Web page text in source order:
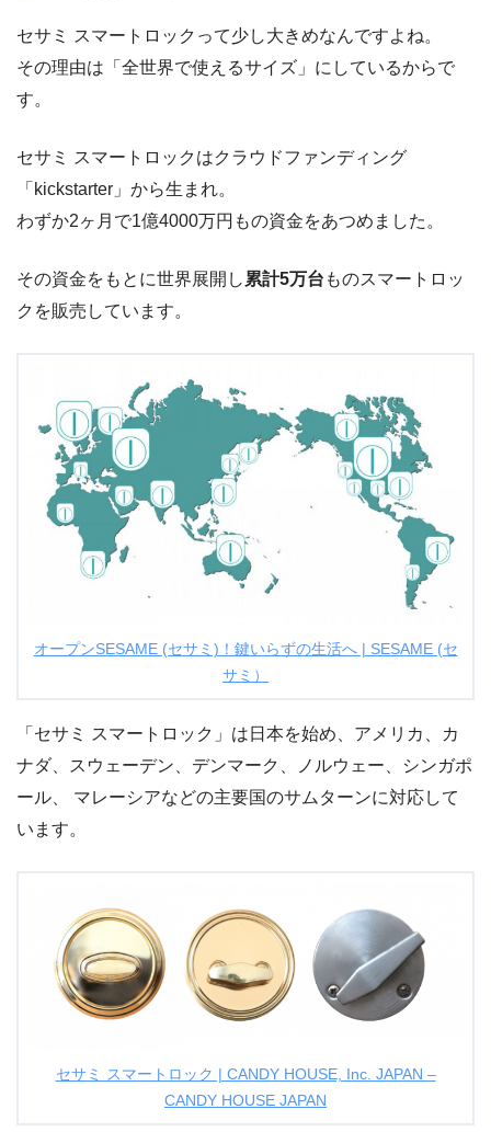
セサミ スマートロックって少し大きめなんですよね。
その理由は「全世界で使えるサイズ」にしているからで
す。
セサミ スマートロックはクラウドファンディング
「kickstarter」から生まれ。
わずか2ヶ月で1億4000万円もの資金をあつめました。
その資金をもとに世界展開し 累計5万台 ものスマートロッ
クを販売しています。
オープンSESAME (セサミ)！鍵いらずの生活へ | SESAME (セ
サミ）
「セサミ スマートロック」は日本を始め、アメリカ、カ
ナダ、スウェーデン、デンマーク、ノルウェー、シンガポ
ール、 マレーシアなどの主要国のサムターンに対応して
います。
セサミ スマートロック | CANDY HOUSE, Inc. JAPAN –
CANDY HOUSE JAPAN